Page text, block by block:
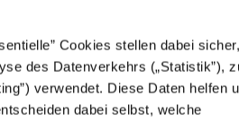
Cookies stellen dabei sicher,
des Datenverkehrs („Statistik”),
verwendet. Diese Daten helfen
dabei selbst, welche